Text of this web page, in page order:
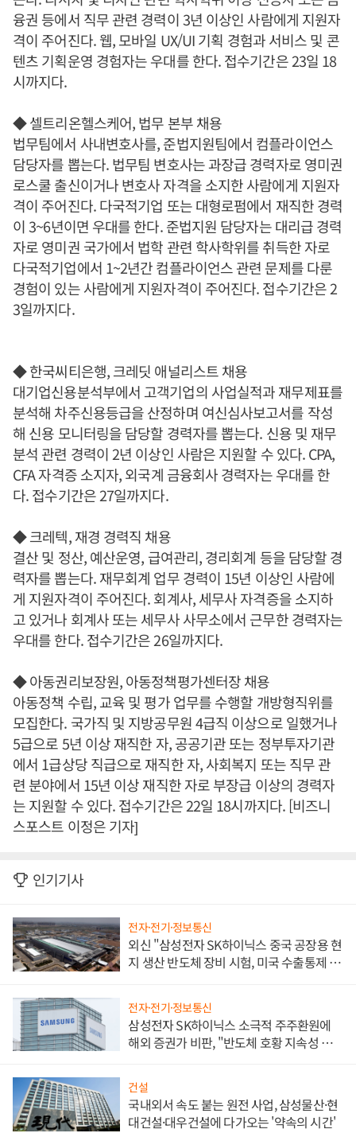
융권 등에서 직무 관련 경력이 3년 이상인 사람에게 지원자
격이 주어진다. 웹, 모바일 UX/UI 기획 경험과 서비스 및 콘
텐츠 기획운영 경험자는 우대를 한다. 접수기간은 23일 18
시까지다.
◆ 셀트리온헬스케어, 법무 본부 채용
법무팀에서 사내변호사를, 준법지원팀에서 컴플라이언스
담당자를 뽑는다. 법무팀 변호사는 과장급 경력자로 영미권
로스쿨 출신이거나 변호사 자격을 소지한 사람에게 지원자
격이 주어진다. 다국적기업 또는 대형로펌에서 재직한 경력
이 3~6년이면 우대를 한다. 준법지원 담당자는 대리급 경력
자로 영미권 국가에서 법학 관련 학사학위를 취득한 자로
다국적기업에서 1~2년간 컴플라이언스 관련 문제를 다룬
경험이 있는 사람에게 지원자격이 주어진다. 접수기간은 2
3일까지다.
◆ 한국씨티은행, 크레딧 애널리스트 채용
대기업신용분석부에서 고객기업의 사업실적과 재무제표를
분석해 차주신용등급을 산정하며 여신심사보고서를 작성
해 신용 모니터링을 담당할 경력자를 뽑는다. 신용 및 재무
분석 관련 경력이 2년 이상인 사람은 지원할 수 있다. CPA,
CFA 자격증 소지자, 외국계 금융회사 경력자는 우대를 한
다. 접수기간은 27일까지다.
◆ 크레텍, 재경 경력직 채용
결산 및 정산, 예산운영, 급여관리, 경리회계 등을 담당할 경
력자를 뽑는다. 재무회계 업무 경력이 15년 이상인 사람에
게 지원자격이 주어진다. 회계사, 세무사 자격증을 소지하
고 있거나 회계사 또는 세무사 사무소에서 근무한 경력자는
우대를 한다. 접수기간은 26일까지다.
◆ 아동권리보장원, 아동정책평가센터장 채용
아동정책 수립, 교육 및 평가 업무를 수행할 개방형직위를
모집한다. 국가직 및 지방공무원 4급직 이상으로 일했거나
5급으로 5년 이상 재직한 자, 공공기관 또는 정부투자기관
에서 1급상당 직급으로 재직한 자, 사회복지 또는 직무 관
련 분야에서 15년 이상 재직한 자로 부장급 이상의 경력자
는 지원할 수 있다. 접수기간은 22일 18시까지다. [비즈니
스포스트 이정은 기자]
인기기사
전자·전기·정보통신
외신 "삼성전자 SK하이닉스 중국 공장용 현
지 생산 반도체 장비 시험, 미국 수출통제 대
전자·전기·정보통신
삼성전자 SK하이닉스 소극적 주주환원에
해외 증권가 비판, "반도체 호황 지속성 의
건설
국내외서 속도 붙는 원전 사업, 삼성물산·현
대건설·대우건설에 다가오는 '약속의 시간'